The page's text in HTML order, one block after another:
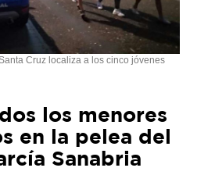
Cruz localiza a los cinco jóvenes
los menores
en la pelea del
Sanabria